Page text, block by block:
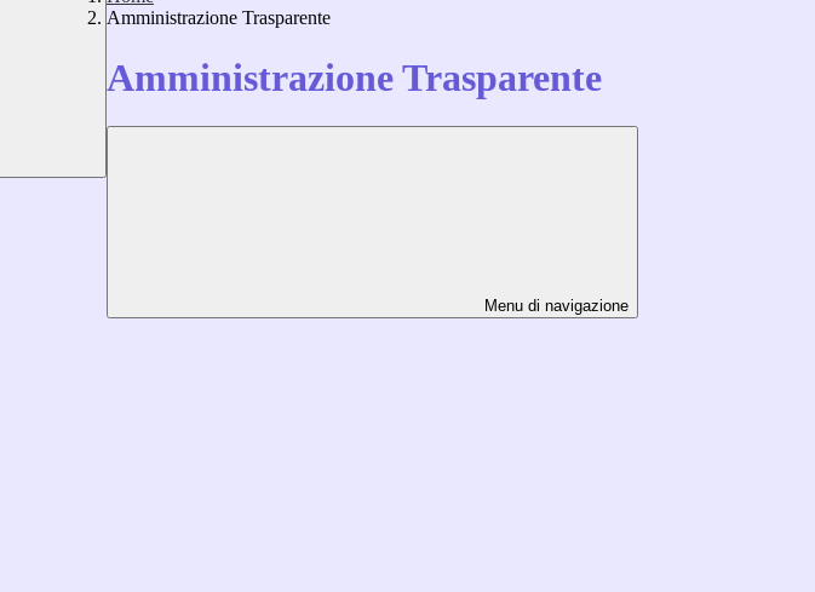
Amministrazione Trasparente
Amministrazione Trasparente
Menu di navigazione